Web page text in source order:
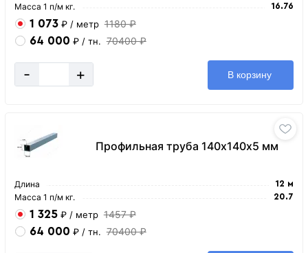
Масса 1 п/м кг. 16.76
1 073 ₽ / метр 1180 ₽
64 000 ₽ / тн. 70400 ₽
- + В корзину
Профильная труба 140х140х5 мм
Длина 12 м
Масса 1 п/м кг. 20.7
1 325 ₽ / метр 1457 ₽
64 000 ₽ / тн. 70400 ₽